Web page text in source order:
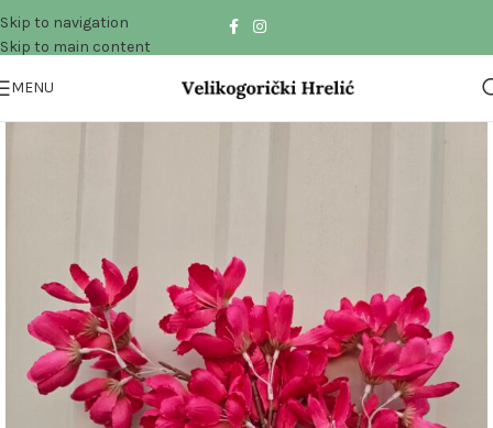
Skip to navigation
Skip to main content
MENU